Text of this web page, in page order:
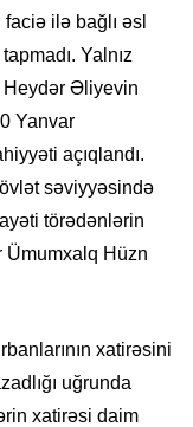
ilə bağlı əsl
Yalnız
Heydər Əliyevin
Yanvar
açıqlandı.
səviyyəsində
törədənlərin
Ümumxalq Hüzn
xatirəsini
uğrunda
xatirəsi daim